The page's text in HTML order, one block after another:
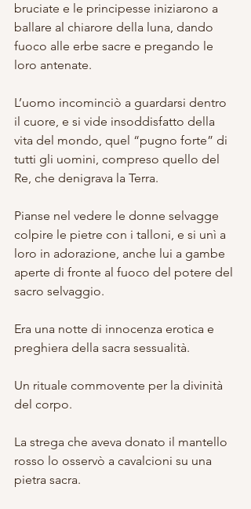
bruciate e le principesse iniziarono a
ballare al chiarore della luna, dando
fuoco alle erbe sacre e pregando le
loro antenate.
L’uomo incominciò a guardarsi dentro
il cuore, e si vide insoddisfatto della
vita del mondo, quel “pugno forte” di
tutti gli uomini, compreso quello del
Re, che denigrava la Terra.
Pianse nel vedere le donne selvagge
colpire le pietre con i talloni, e si unì a
loro in adorazione, anche lui a gambe
aperte di fronte al fuoco del potere del
sacro selvaggio.
Era una notte di innocenza erotica e
preghiera della sacra sessualità.
Un rituale commovente per la divinità
del corpo.
La strega che aveva donato il mantello
rosso lo osservò a cavalcioni su una
pietra sacra.